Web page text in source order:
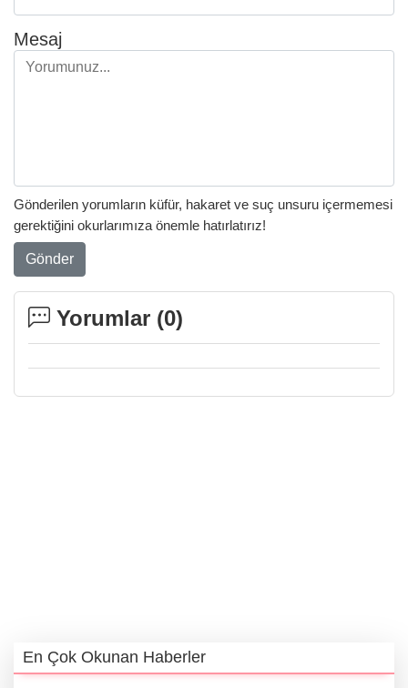
Mesaj
Gönderilen yorumların küfür, hakaret ve suç unsuru içermemesi
gerektiğini okurlarımıza önemle hatırlatırız!
Gönder
Yorumlar (0)
En Çok Okunan Haberler